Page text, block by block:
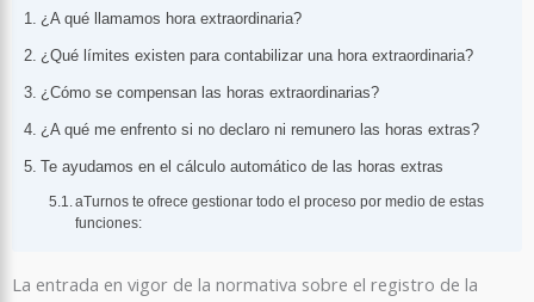
¿A qué llamamos hora extraordinaria?
¿Qué límites existen para contabilizar una hora extraordinaria?
¿Cómo se compensan las horas extraordinarias?
¿A qué me enfrento si no declaro ni remunero las horas extras?
Te ayudamos en el cálculo automático de las horas extras
aTurnos te ofrece gestionar todo el proceso por medio de estas
funciones:
La entrada en vigor de la normativa sobre el registro de la